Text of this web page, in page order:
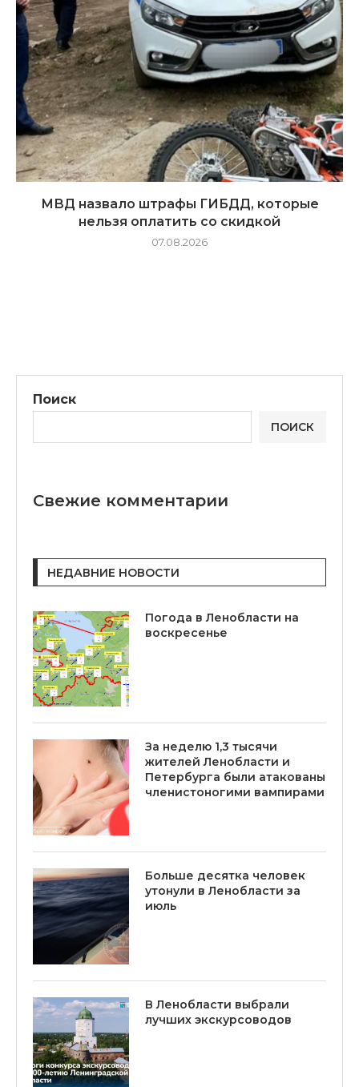
МВД назвало штрафы ГИБДД, которые
нельзя оплатить со скидкой
07.08.2026
Поиск
ПОИСК
Свежие комментарии
НЕДАВНИЕ НОВОСТИ
Погода в Ленобласти на
воскресенье
За неделю 1,3 тысячи
жителей Ленобласти и
Петербурга были атакованы
членистоногими вампирами
Больше десятка человек
утонули в Ленобласти за
июль
В Ленобласти выбрали
лучших экскурсоводов